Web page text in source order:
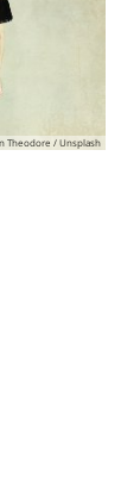
Theodore / Unsplash